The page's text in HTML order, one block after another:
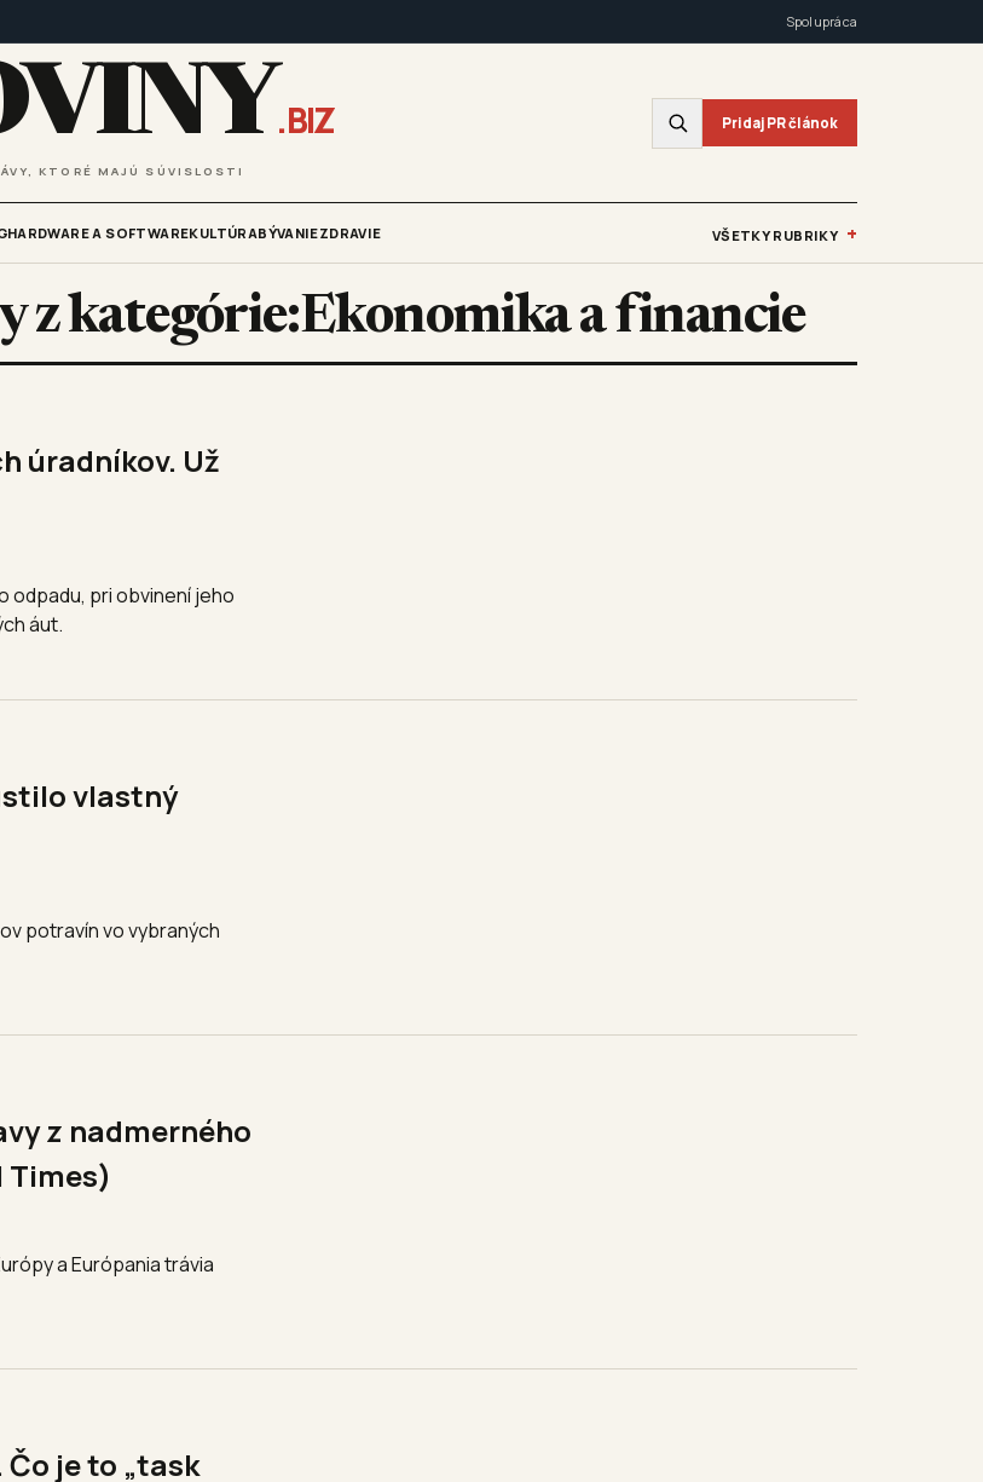
Spolupráca
.BIZ
KTORÉ MAJÚ SÚVISLOSTI
Pridaj PR článok
HARDWARE A SOFTWAREKULTÚRABÝVANIEZDRAVIE VŠETKY RUBRIKY +
z kategórie:Ekonomika a financie
úradníkov. Už
odpadu, pri obvinení jeho
áut.
vlastný
potravín vo vybraných
z nadmerného
a Európania trávia
je to „task